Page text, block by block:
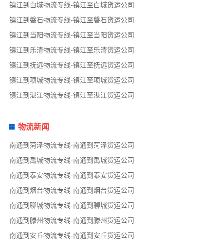
镇江到白城物流专线-镇江至白城货运公司
镇江到磐石物流专线-镇江至磐石货运公司
镇江到当阳物流专线-镇江至当阳货运公司
镇江到乐清物流专线-镇江至乐清货运公司
镇江到抚远物流专线-镇江至抚远货运公司
镇江到项城物流专线-镇江至项城货运公司
镇江到湛江物流专线-镇江至湛江货运公司
物流新闻
南通到菏泽物流专线-南通到菏泽货运公司
南通到禹城物流专线-南通到禹城货运公司
南通到泰安物流专线-南通到泰安货运公司
南通到烟台物流专线-南通到烟台货运公司
南通到聊城物流专线-南通到聊城货运公司
南通到滕州物流专线-南通到滕州货运公司
南通到安丘物流专线-南通到安丘货运公司